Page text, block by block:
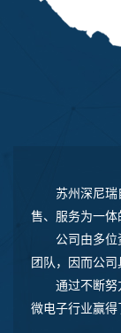
苏州深尼瑞
售、服务为一体
公司由多
团队，因而公司
通过不断努
微电子行业赢得